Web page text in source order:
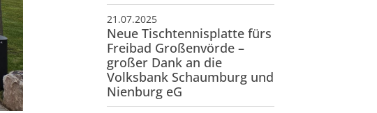
21.07.2025
Neue Tischtennisplatte fürs
Freibad Großenvörde –
großer Dank an die
Volksbank Schaumburg und
Nienburg eG
Großenvörde 112
31606 Warmsen
0 57 67 / 94 29 76
info@scgwg.de